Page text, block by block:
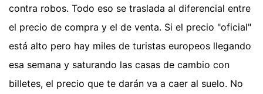
contra robos. Todo eso se traslada al diferencial entre
el precio de compra y el de venta. Si el precio "oficial"
está alto pero hay miles de turistas europeos llegando
esa semana y saturando las casas de cambio con
billetes, el precio que te darán va a caer al suelo. No